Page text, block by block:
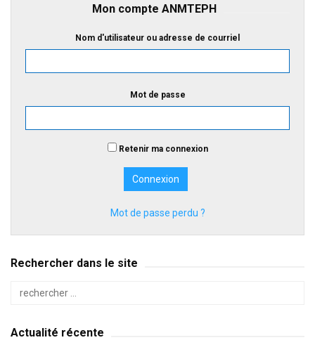
Mon compte ANMTEPH
Nom d'utilisateur ou adresse de courriel
Mot de passe
Retenir ma connexion
Mot de passe perdu ?
Rechercher dans le site
Actualité récente